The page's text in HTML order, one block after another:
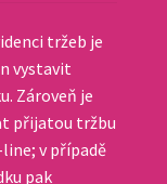
tržeb je
vystavit
Zároveň je
přijatou tržbu
v případě
pak